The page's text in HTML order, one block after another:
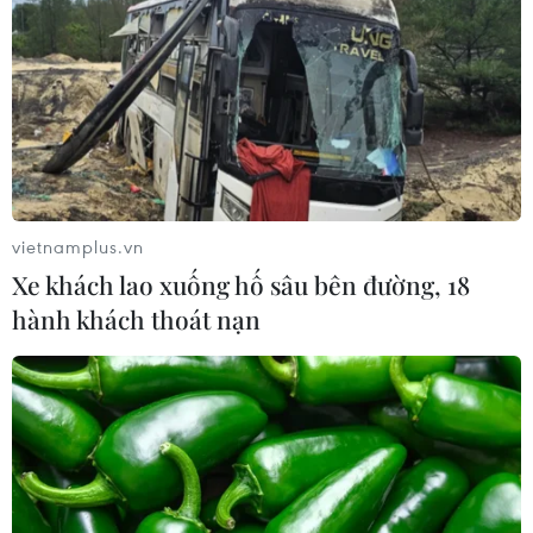
04/08/2026 11:01
Đắk Lắk: Bắt đối tượng lừa đảo
chiếm đoạt hơn 26 tỷ đồng sau gần 9
năm lẩn trốn
04/08/2026 10:53
Xem thêm
CƠ QUAN CHỦ QUẢN: THÔNG TẤN XÃ VIỆT NAM
Tổng Biên tập: TRẦN TIẾN DUẨN
vietnamplus.vn
Xe khách lao xuống hố sâu bên đường, 18
hành khách thoát nạn